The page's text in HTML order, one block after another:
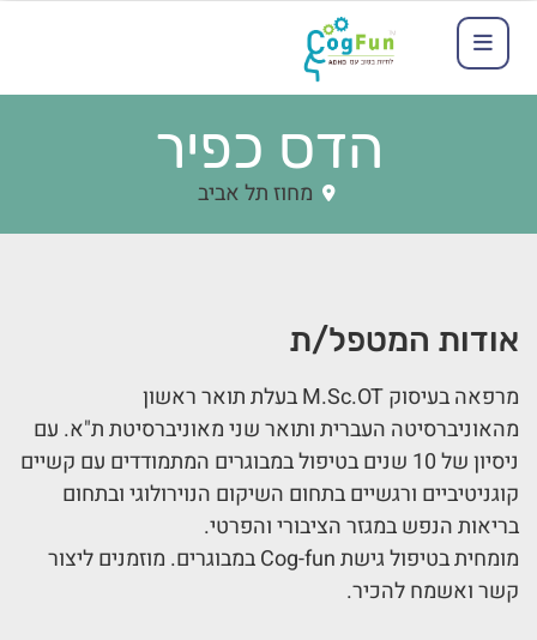
הדס כפיר
מחוז תל אביב
אודות המטפל/ת
מרפאה בעיסוק M.Sc.OT בעלת תואר ראשון
מהאוניברסיטה העברית ותואר שני מאוניברסיטת ת"א. עם
ניסיון של 10 שנים בטיפול במבוגרים המתמודדים עם קשיים
קוגניטיביים ורגשיים בתחום השיקום הנוירולוגי ובתחום
בריאות הנפש במגזר הציבורי והפרטי.
מומחית בטיפול גישת Cog-fun במבוגרים. מוזמנים ליצור
קשר ואשמח להכיר.